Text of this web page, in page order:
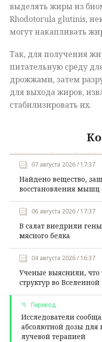
выделять жиры из
Rhodotorula glutinis,
могут накапливать
Так, для получения
питательную среду
дрожжами, затем
для выхода жиров,
стабилизировать их.
07 августа 2026 / 17:37
Найдено вещество,
восстановления мышц
06 августа 2026 / 17:37
В салат внедрили
мясного белка
04 августа 2026 / 16:37
Ученые выяснили, что
структур во Вселенной
Перевод
Исследователи
абсолютной дозы для
лучевой терапией